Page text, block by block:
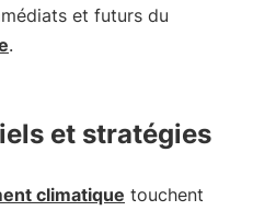
et futurs du
.
et stratégies
climatique touchent